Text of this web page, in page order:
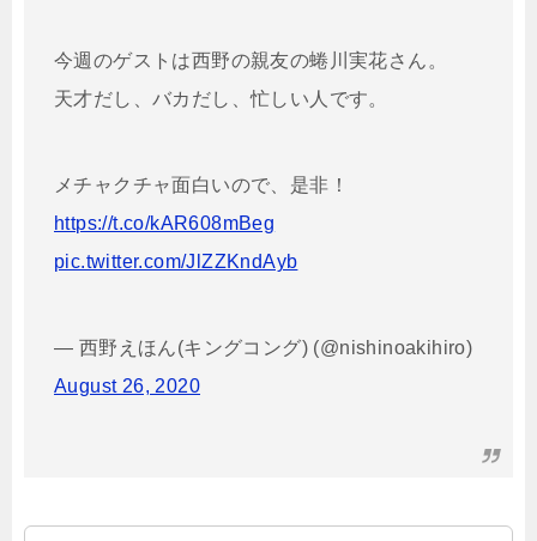
今週のゲストは西野の親友の蜷川実花さん。
天才だし、バカだし、忙しい人です。
メチャクチャ面白いので、是非！
https://t.co/kAR608mBeg
pic.twitter.com/JlZZKndAyb
— 西野えほん(キングコング) (@nishinoakihiro)
August 26, 2020